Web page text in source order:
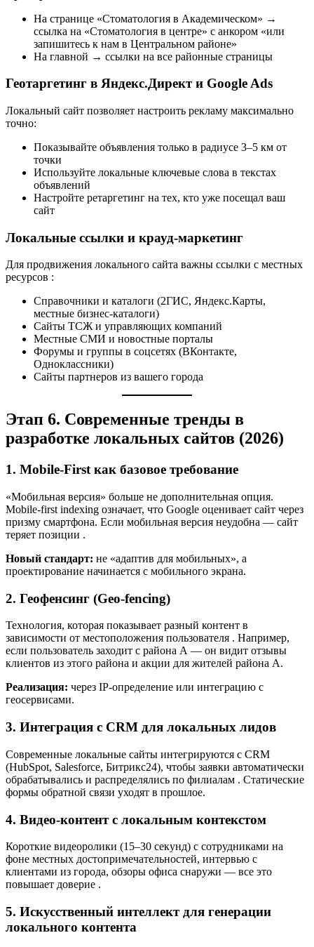
На странице «Стоматология в Академическом» →
ссылка на «Стоматология в центре» с анкором «или
запишитесь к нам в Центральном районе»
На главной → ссылки на все районные страницы
Геотаргетинг в Яндекс.Директ и Google Ads
Локальный сайт позволяет настроить рекламу максимально
точно:
Показывайте объявления только в радиусе 3–5 км от
точки
Используйте локальные ключевые слова в текстах
объявлений
Настройте ретаргетинг на тех, кто уже посещал ваш
сайт
Локальные ссылки и крауд-маркетинг
Для продвижения локального сайта важны ссылки с местных
ресурсов :
Справочники и каталоги (2ГИС, Яндекс.Карты,
местные бизнес-каталоги)
Сайты ТСЖ и управляющих компаний
Местные СМИ и новостные порталы
Форумы и группы в соцсетях (ВКонтакте,
Одноклассники)
Сайты партнеров из вашего города
Этап 6. Современные тренды в
разработке локальных сайтов (2026)
1. Mobile-First как базовое требование
«Мобильная версия» больше не дополнительная опция.
Mobile-first indexing означает, что Google оценивает сайт через
призму смартфона. Если мобильная версия неудобна — сайт
теряет позиции .
Новый стандарт: не «адаптив для мобильных», а
проектирование начинается с мобильного экрана.
2. Геофенсинг (Geo-fencing)
Технология, которая показывает разный контент в
зависимости от местоположения пользователя . Например,
если пользователь заходит с района А — он видит отзывы
клиентов из этого района и акции для жителей района А.
Реализация: через IP-определение или интеграцию с
геосервисами.
3. Интеграция с CRM для локальных лидов
Современные локальные сайты интегрируются с CRM
(HubSpot, Salesforce, Битрикс24), чтобы заявки автоматически
обрабатывались и распределялись по филиалам . Статические
формы обратной связи уходят в прошлое.
4. Видео-контент с локальным контекстом
Короткие видеоролики (15–30 секунд) с сотрудниками на
фоне местных достопримечательностей, интервью с
клиентами из города, обзоры офиса снаружи — все это
повышает доверие .
5. Искусственный интеллект для генерации
локального контента